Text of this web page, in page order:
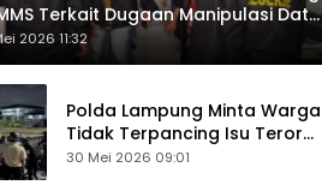
Terkait Dugaan Manipulasi Data
Sawit
2026 11:32
Polda Lampung Minta Warga
Tidak Terpancing Isu Teror
Pocong Palsu, Patroli
30 Mei 2026 09:01